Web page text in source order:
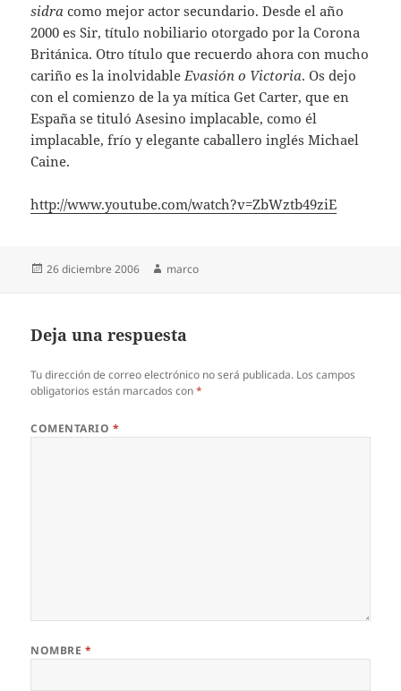
sidra como mejor actor secundario. Desde el año
2000 es Sir, título nobiliario otorgado por la Corona
Británica. Otro título que recuerdo ahora con mucho
cariño es la inolvidableEvasión o Victoria. Os dejo
con el comienzo de la ya mítica Get Carter, que en
España se tituló Asesino implacable, como él
implacable, frío y elegante caballero inglés Michael
Caine.
http://www.youtube.com/watch?v=ZbWztb49ziE
Publicado
26 diciembre 2006 Autor
marco
Deja una respuesta
Tu dirección de correo electrónico no será publicada. Los campos
obligatorios están marcados con*
COMENTARIO *
NOMBRE *